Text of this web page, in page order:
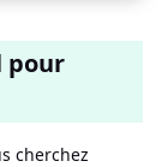
pour
cherchez